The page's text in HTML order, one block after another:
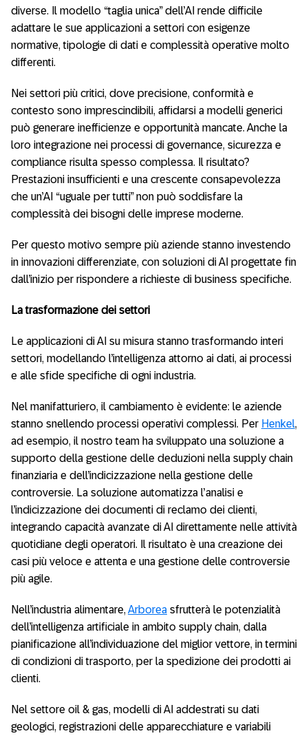
diverse. Il modello “taglia unica” dell’AI rende difficile
adattare le sue applicazioni a settori con esigenze
normative, tipologie di dati e complessità operative molto
differenti.
Nei settori più critici, dove precisione, conformità e
contesto sono imprescindibili, affidarsi a modelli generici
può generare inefficienze e opportunità mancate. Anche la
loro integrazione nei processi di governance, sicurezza e
compliance risulta spesso complessa. Il risultato?
Prestazioni insufficienti e una crescente consapevolezza
che un’AI “uguale per tutti” non può soddisfare la
complessità dei bisogni delle imprese moderne.
Per questo motivo sempre più aziende stanno investendo
in innovazioni differenziate, con soluzioni di AI progettate fin
dall’inizio per rispondere a richieste di business specifiche.
La trasformazione dei settori
Le applicazioni di AI su misura stanno trasformando interi
settori, modellando l’intelligenza attorno ai dati, ai processi
e alle sfide specifiche di ogni industria.
Nel manifatturiero, il cambiamento è evidente: le aziende
stanno snellendo processi operativi complessi. Per Henkel,
ad esempio, il nostro team ha sviluppato una soluzione a
supporto della gestione delle deduzioni nella supply chain
finanziaria e dell’indicizzazione nella gestione delle
controversie. La soluzione automatizza l’analisi e
l’indicizzazione dei documenti di reclamo dei clienti,
integrando capacità avanzate di AI direttamente nelle attività
quotidiane degli operatori. Il risultato è una creazione dei
casi più veloce e attenta e una gestione delle controversie
più agile.
Nell’industria alimentare, Arborea sfrutterà le potenzialità
dell’intelligenza artificiale in ambito supply chain, dalla
pianificazione all’individuazione del miglior vettore, in termini
di condizioni di trasporto, per la spedizione dei prodotti ai
clienti.
Nel settore oil & gas, modelli di AI addestrati su dati
geologici, registrazioni delle apparecchiature e variabili